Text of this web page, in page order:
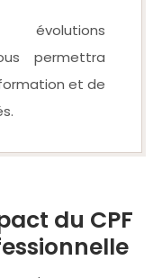
permettra
et de
du CPF